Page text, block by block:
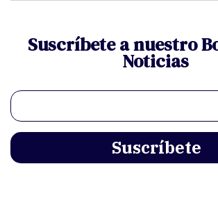
Suscríbete a nuestro
Noticias